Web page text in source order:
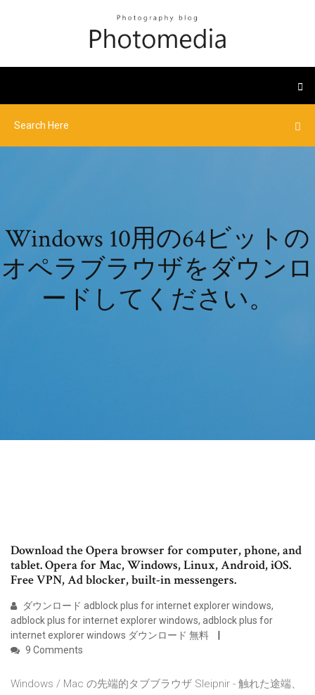
Windows 10用の64ビットの
オペラブラウザをダウンロ
ードしてください。
Download the Opera browser for computer, phone, and
tablet. Opera for Mac, Windows, Linux, Android, iOS.
Free VPN, Ad blocker, built-in messengers.
ダウンロード adblock plus for internet explorer windows,
adblock plus for internet explorer windows, adblock plus for
internet explorer windows ダウンロード 無料
9 Comments
Windows / Mac の先端的タブブラウザ Sleipnir - 触れた途端、